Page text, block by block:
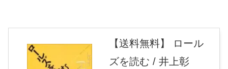
【送料無料】 ロール
ズを読む / 井上彰